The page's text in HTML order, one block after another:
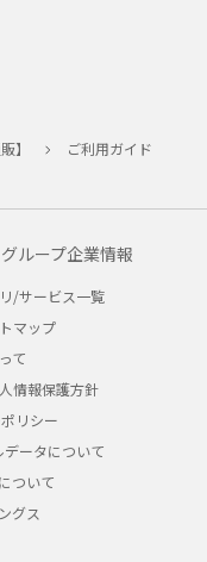
】
ご利用ガイド
グループ企業情報
/サービス一覧
マップ
て
情報保護方針
リシー
ータについて
ついて
グス